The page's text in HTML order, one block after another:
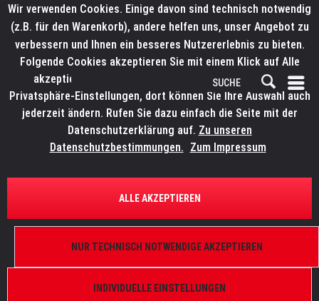
ÜBERSICHT ERSATZTEILE
Wir verwenden Cookies. Einige davon sind technisch notwendig
(z.B. für den Warenkorb), andere helfen uns, unser Angebot zu
verbessern und Ihnen ein besseres Nutzererlebnis zu bieten.
Folgende Cookies akzeptieren Sie mit einem Klick auf Alle
akzeptieren. Weitere Informationen finden Sie in den
Privatsphäre-Einstellungen, dort können Sie Ihre Auswahl auch
jederzeit ändern. Rufen Sie dazu einfach die Seite mit der
Datenschutzerklärung auf. Zu unseren
Datenschutzbestimmungen. Zum Impressum
INDIVIDUELLE EINSTELLUNGEN
NUR TECHNISCH NOTWENDIGE AKZEPTIEREN
ALLE AKZEPTIEREN